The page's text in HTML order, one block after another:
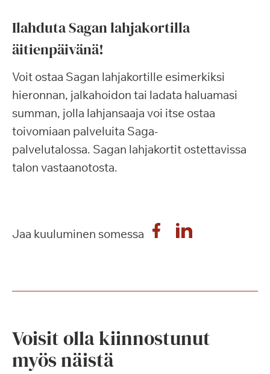
Ilahduta Sagan lahjakortilla
äitienpäivänä!
Voit ostaa Sagan lahjakortille esimerkiksi
hieronnan, jalkahoidon tai ladata haluamasi
summan, jolla lahjansaaja voi itse ostaa
toivomiaan palveluita Saga-
palvelutalossa. Sagan lahjakortit ostettavissa
talon vastaanotosta.
Jaa kuuluminen somessa
Voisit olla kiinnostunut
myös näistä